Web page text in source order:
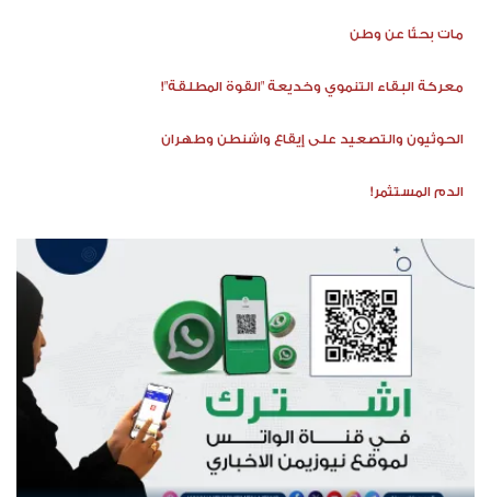
مات بحثًا عن وطن
معركة البقاء التنموي وخديعة "القوة المطلقة"!
الحوثيون والتصعيد على إيقاع واشنطن وطهران
الدم المستثمر!